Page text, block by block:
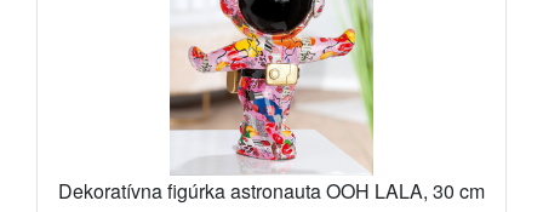
Dekoratívna figúrka astronauta OOH LALA, 30 cm